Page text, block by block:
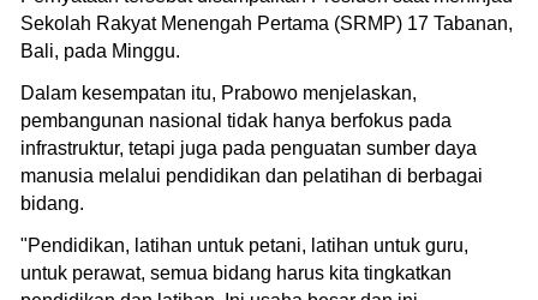
Sekolah Rakyat Menengah Pertama (SRMP) 17 Tabanan,
Bali, pada Minggu.
Dalam kesempatan itu, Prabowo menjelaskan,
pembangunan nasional tidak hanya berfokus pada
infrastruktur, tetapi juga pada penguatan sumber daya
manusia melalui pendidikan dan pelatihan di berbagai
bidang.
"Pendidikan, latihan untuk petani, latihan untuk guru,
untuk perawat, semua bidang harus kita tingkatkan